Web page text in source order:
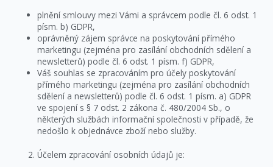
plnění smlouvy mezi Vámi a správcem podle čl. 6 odst. 1
písm. b) GDPR,
oprávněný zájem správce na poskytování přímého
marketingu (zejména pro zasílání obchodních sdělení a
newsletterů) podle čl. 6 odst. 1 písm. f) GDPR,
Váš souhlas se zpracováním pro účely poskytování
přímého marketingu (zejména pro zasílání obchodních
sdělení a newsletterů) podle čl. 6 odst. 1 písm. a) GDPR
ve spojení s § 7 odst. 2 zákona č. 480/2004 Sb., o
některých službách informační společnosti v případě, že
nedošlo k objednávce zboží nebo služby.
Účelem zpracování osobních údajů je: